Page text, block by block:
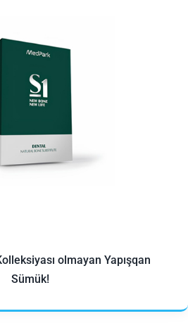
olmayan Yapışqan
Sümük!